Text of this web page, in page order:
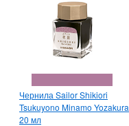
Чернила Sailor Shikiori
Tsukuyono Minamo Yozakura
20 мл